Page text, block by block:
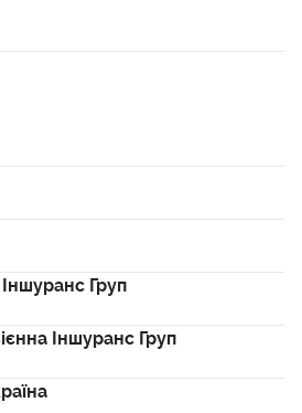
Груп
Іншуранс Груп